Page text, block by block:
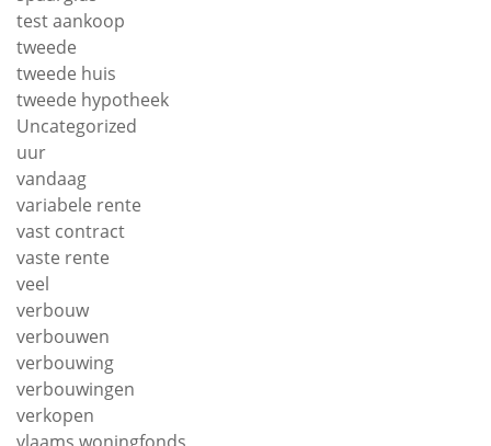
test aankoop
tweede
tweede huis
tweede hypotheek
Uncategorized
uur
vandaag
variabele rente
vast contract
vaste rente
veel
verbouw
verbouwen
verbouwing
verbouwingen
verkopen